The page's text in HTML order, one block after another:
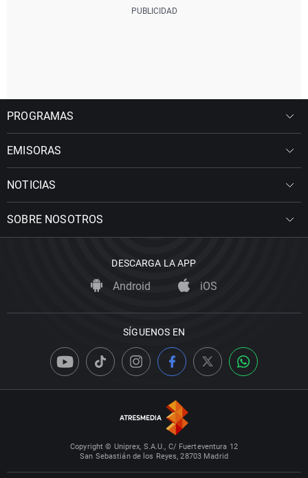
PROGRAMAS
EMISORAS
NOTICIAS
SOBRE NOSOTROS
DESCARGA LA APP
Android iOS
SÍGUENOS EN
Copyright © Uniprex, S.A.U., C/ Fuerteventura 12
San Sebastián de los Reyes, 28703 Madrid